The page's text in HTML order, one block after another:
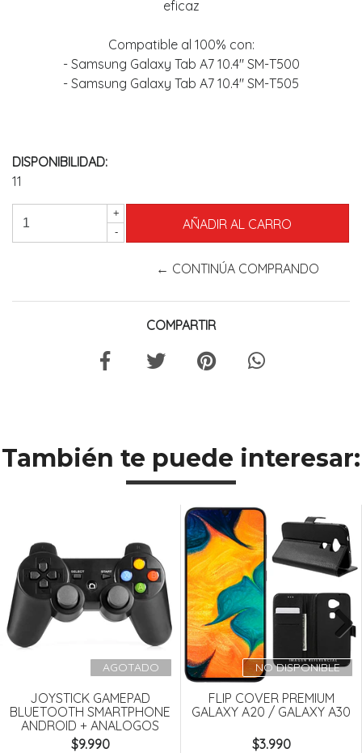
eficaz
Compatible al 100% con:
- Samsung Galaxy Tab A7 10.4" SM-T500
- Samsung Galaxy Tab A7 10.4" SM-T505
DISPONIBILIDAD:
11
+
-
← CONTINÚA COMPRANDO
COMPARTIR
También te puede interesar:
AGOTADO
JOYSTICK GAMEPAD
BLUETOOTH SMARTPHONE
ANDROID + ANALOGOS
$9.990
NO DISPONIBLE
FLIP COVER PREMIUM
GALAXY A20 / GALAXY A30
$3.990
Next